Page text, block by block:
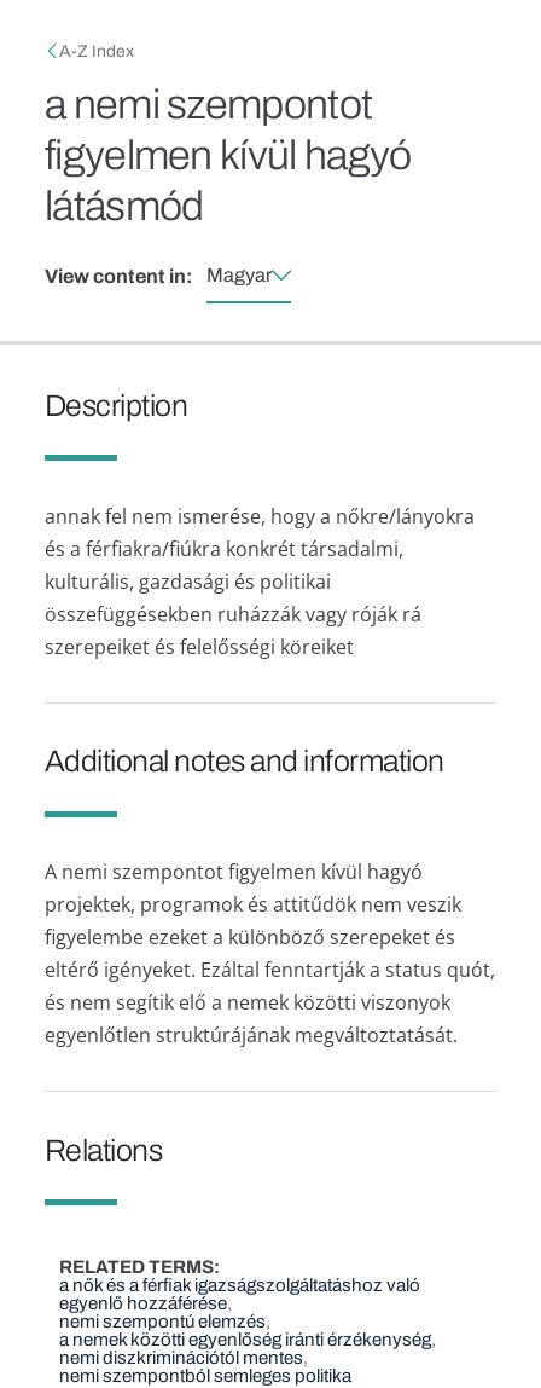
Breadcrumb
A-Z Index
a nemi szempontot
figyelmen kívül hagyó
látásmód
View content in: Magyar
Description
annak fel nem ismerése, hogy a nőkre/lányokra
és a férfiakra/fiúkra konkrét társadalmi,
kulturális, gazdasági és politikai
összefüggésekben ruházzák vagy róják rá
szerepeiket és felelősségi köreiket
Additional notes and information
A nemi szempontot figyelmen kívül hagyó
projektek, programok és attitűdök nem veszik
figyelembe ezeket a különböző szerepeket és
eltérő igényeket. Ezáltal fenntartják a status quót,
és nem segítik elő a nemek közötti viszonyok
egyenlőtlen struktúrájának megváltoztatását.
Relations
RELATED TERMS
a nők és a férfiak igazságszolgáltatáshoz való
egyenlő hozzáférése
nemi szempontú elemzés
a nemek közötti egyenlőség iránti érzékenység
nemi diszkriminációtól mentes
nemi szempontból semleges politika